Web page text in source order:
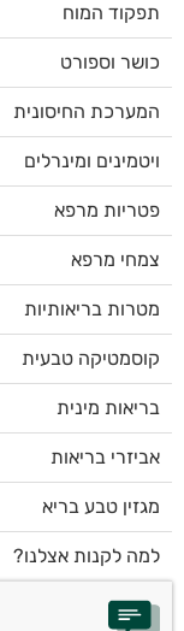
תפקוד המוח
כושר וספורט
המערכת החיסונית
ויטמינים ומינרלים
פטריות מרפא
צמחי מרפא
מטרות בריאותיות
קוסמטיקה טבעית
בריאות מינית
אביזרי בריאות
מגזין טבע בריא
למה לקנות אצלנו?